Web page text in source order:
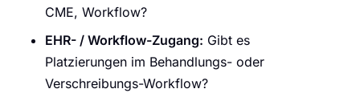
CME, Workflow?
EHR- / Workflow-Zugang: Gibt es
Platzierungen im Behandlungs- oder
Verschreibungs-Workflow?